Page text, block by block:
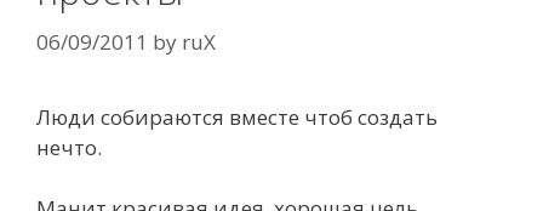
06/09/2011 by ruX
Люди собираются вместе чтоб создать
нечто.